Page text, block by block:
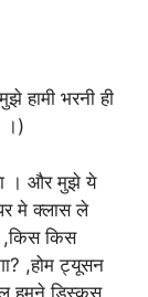
हामी भरनी ही
।)
। और मुझे ये
मे क्लास ले
,किस किस
,होम ट्यूसन
हमने डिस्कस